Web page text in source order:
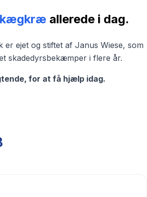
allerede i dag.
er ejet og stiftet af Janus Wiese, som
skadedyrsbekæmper i flere år.
for at få hjælp idag.